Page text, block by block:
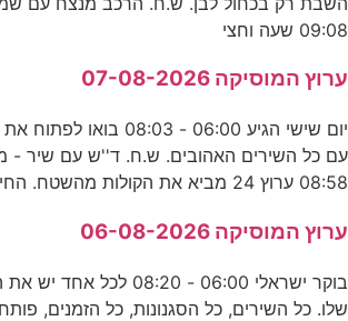
09:08 שעה וחצי
ערוץ המוסיקה 07-08-2026
08:58 ערוץ 24 מביא את הקולות מהשטח. החיילים שלנו מקדישים
ערוץ המוסיקה 06-08-2026
בוקר ישראלי 06:00 - 08:20
שלו. כל השירים, כל הסגנונות, כל הזמנים,